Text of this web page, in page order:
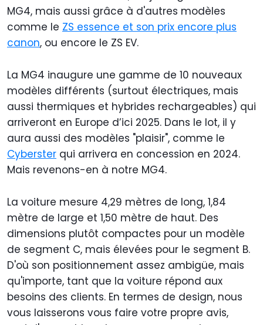
MG4, mais aussi grâce à d'autres modèles
comme le ZS essence et son prix encore plus
canon, ou encore le ZS EV.
La MG4 inaugure une gamme de 10 nouveaux
modèles différents (surtout électriques, mais
aussi thermiques et hybrides rechargeables) qui
arriveront en Europe d’ici 2025. Dans le lot, il y
aura aussi des modèles "plaisir", comme le
Cyberster qui arrivera en concession en 2024.
Mais revenons-en à notre MG4.
La voiture mesure 4,29 mètres de long, 1,84
mètre de large et 1,50 mètre de haut. Des
dimensions plutôt compactes pour un modèle
de segment C, mais élevées pour le segment B.
D'où son positionnement assez ambigüe, mais
qu'importe, tant que la voiture répond aux
besoins des clients. En termes de design, nous
vous laisserons vous faire votre propre avis,